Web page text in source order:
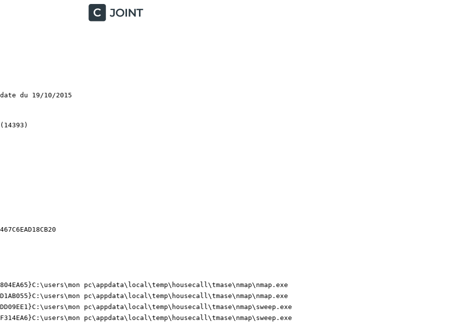
du 19/10/2015
pc\appdata\local\temp\housecall\tmase\nmap\nmap.exe
pc\appdata\local\temp\housecall\tmase\nmap\nmap.exe
pc\appdata\local\temp\housecall\tmase\nmap\sweep.exe
pc\appdata\local\temp\housecall\tmase\nmap\sweep.exe